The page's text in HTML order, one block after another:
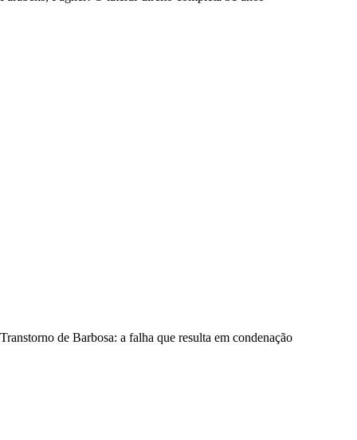
Transtorno de Barbosa: a falha que resulta em condenação